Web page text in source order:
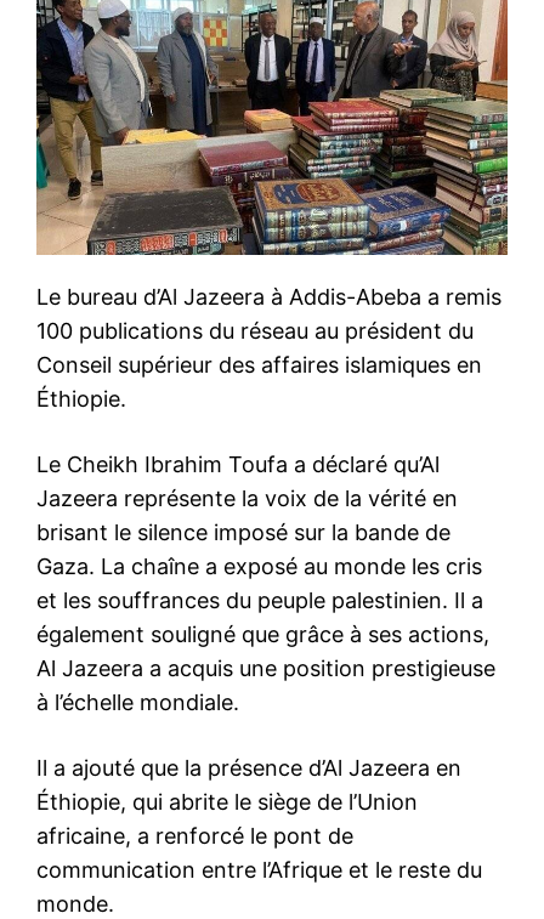
Le bureau d’Al Jazeera à Addis-Abeba a remis
100 publications du réseau au président du
Conseil supérieur des affaires islamiques en
Éthiopie.
Le Cheikh Ibrahim Toufa a déclaré qu’Al
Jazeera représente la voix de la vérité en
brisant le silence imposé sur la bande de
Gaza. La chaîne a exposé au monde les cris
et les souffrances du peuple palestinien. Il a
également souligné que grâce à ses actions,
Al Jazeera a acquis une position prestigieuse
à l’échelle mondiale.
Il a ajouté que la présence d’Al Jazeera en
Éthiopie, qui abrite le siège de l’Union
africaine, a renforcé le pont de
communication entre l’Afrique et le reste du
monde.